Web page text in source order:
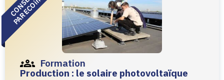
Formation
Production : le solaire photovoltaïque